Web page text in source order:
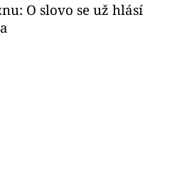
O slovo se už hlásí